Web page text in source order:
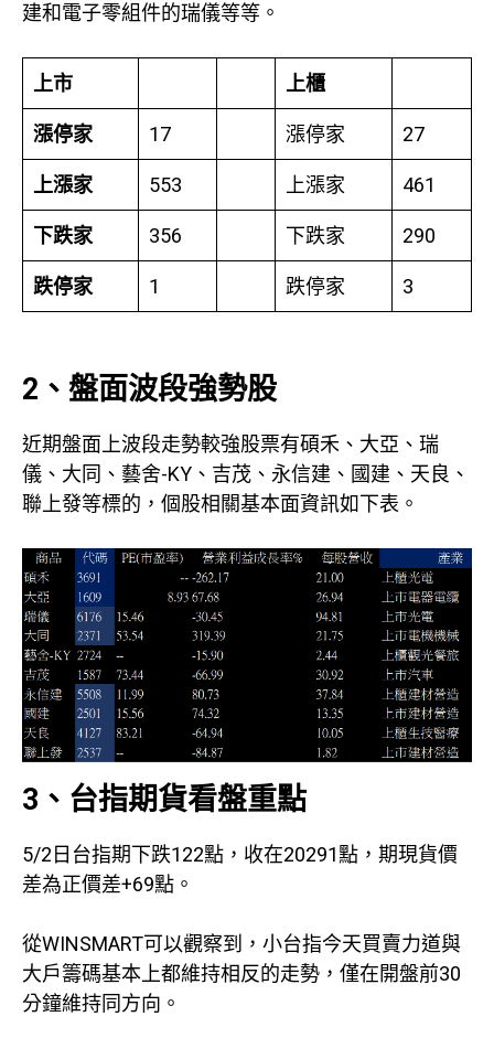
建和電子零組件的瑞儀等等。
上市 上櫃
漲停家 17 漲停家 27
上漲家 553 上漲家 461
下跌家 356 下跌家 290
跌停家 1 跌停家 3
2、盤面波段強勢股
近期盤面上波段走勢較強股票有碩禾、大亞、瑞
儀、大同、藝舍-KY、吉茂、永信建、國建、天良、
聯上發等標的，個股相關基本面資訊如下表。
3、台指期貨看盤重點
5/2日台指期下跌122點，收在20291點，期現貨價
差為正價差+69點。
從WINSMART可以觀察到，小台指今天買賣力道與
大戶籌碼基本上都維持相反的走勢，僅在開盤前30
分鐘維持同方向。